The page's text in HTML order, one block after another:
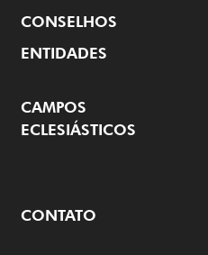
CONSELHOS
ENTIDADES
CAMPOS
ECLESIÁSTICOS
CONTATO